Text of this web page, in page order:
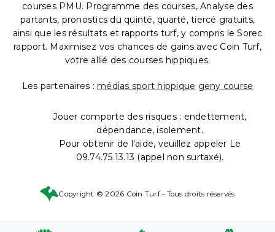
courses PMU. Programme des courses, Analyse des
partants, pronostics du quinté, quarté, tiercé gratuits,
ainsi que les résultats et rapports turf, y compris le Sorec
rapport. Maximisez vos chances de gains avec Coin Turf,
votre allié des courses hippiques.
Les partenaires : médias sport hippique geny course
Jouer comporte des risques : endettement,
dépendance, isolement.
Pour obtenir de l'aide, veuillez appeler Le
09.74.75.13.13 (appel non surtaxé).
Copyright © 2026 Coin Turf - Tous droits réservés